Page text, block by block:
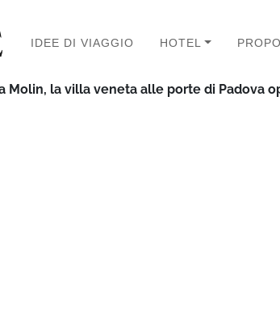
IDEE DI VIAGGIO HOTEL
Molin, la villa veneta alle porte di Padova